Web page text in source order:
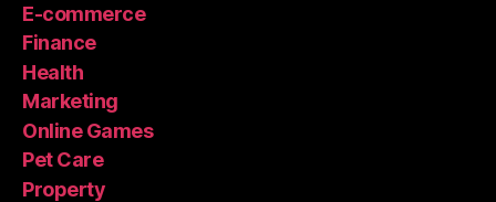
E-commerce
Finance
Health
Marketing
Online Games
Pet Care
Property